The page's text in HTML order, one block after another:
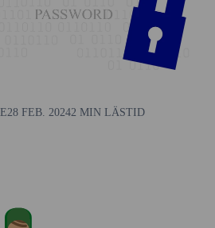
28 FEB. 20242 MIN LÄSTID